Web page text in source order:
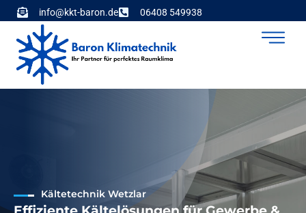
info@kkt-baron.de 06408 549938
Kältetechnik Wetzlar